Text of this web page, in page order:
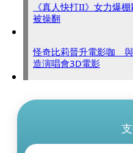
《真人快打II》女力爆
被操翻
怪奇比莉晉升電影咖
造演唱會3D電影